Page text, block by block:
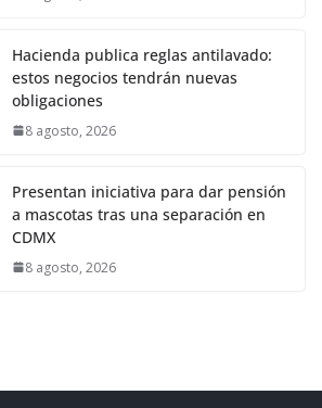
Hacienda publica reglas antilavado:
estos negocios tendrán nuevas
obligaciones
8 agosto, 2026
Presentan iniciativa para dar pensión
a mascotas tras una separación en
CDMX
8 agosto, 2026